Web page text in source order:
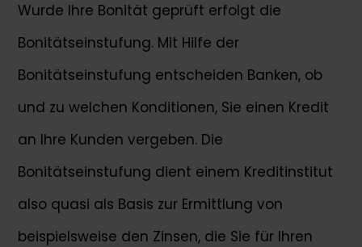
Wurde Ihre Bonität geprüft erfolgt die
Bonitätseinstufung. Mit Hilfe der
Bonitätseinstufung entscheiden Banken, ob
und zu welchen Konditionen, Sie einen Kredit
an Ihre Kunden vergeben. Die
Bonitätseinstufung dient einem Kreditinstitut
also quasi als Basis zur Ermittlung von
beispielsweise den Zinsen, die Sie für Ihren